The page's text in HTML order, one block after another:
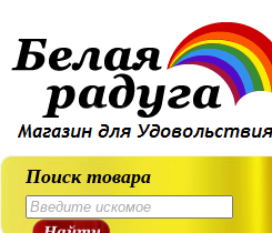
Поиск товара